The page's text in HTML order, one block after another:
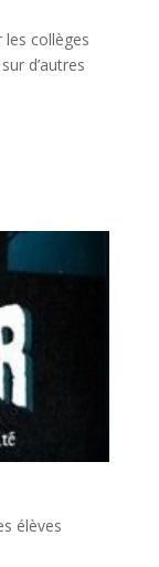
collèges
d’autres
élèves